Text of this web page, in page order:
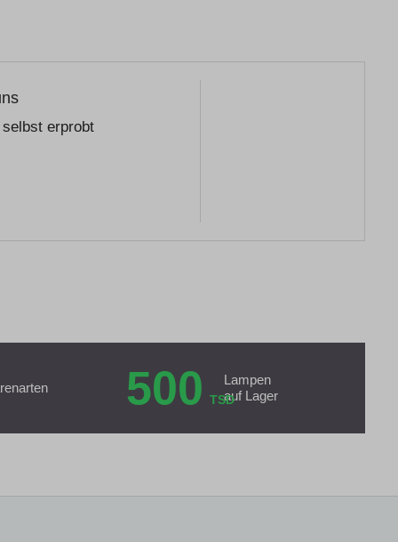
erprobt
500 TSD
Lampen
auf Lager